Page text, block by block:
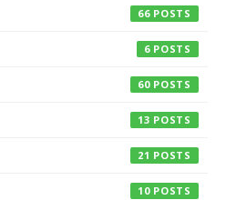
66
6
60
13
21
10